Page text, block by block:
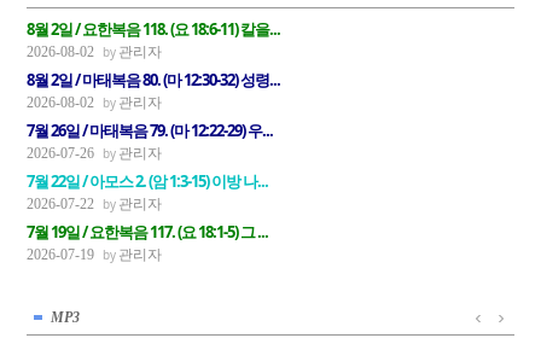
8월 2일 / 요한복음 118. (요 18:6-11) 칼을...
2026-08-02 관리자
8월 2일 / 마태복음 80. (마 12:30-32) 성령...
2026-08-02 관리자
7월 26일 / 마태복음 79. (마 12:22-29) 우...
2026-07-26 관리자
7월 22일 / 아모스 2. (암 1:3-15) 이방 나...
2026-07-22 관리자
7월 19일 / 요한복음 117. (요 18:1-5) 그 ...
2026-07-19 관리자
MP3